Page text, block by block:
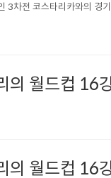
3차전 코스타리카와의 경
의 월드컵 16
의 월드컵 16